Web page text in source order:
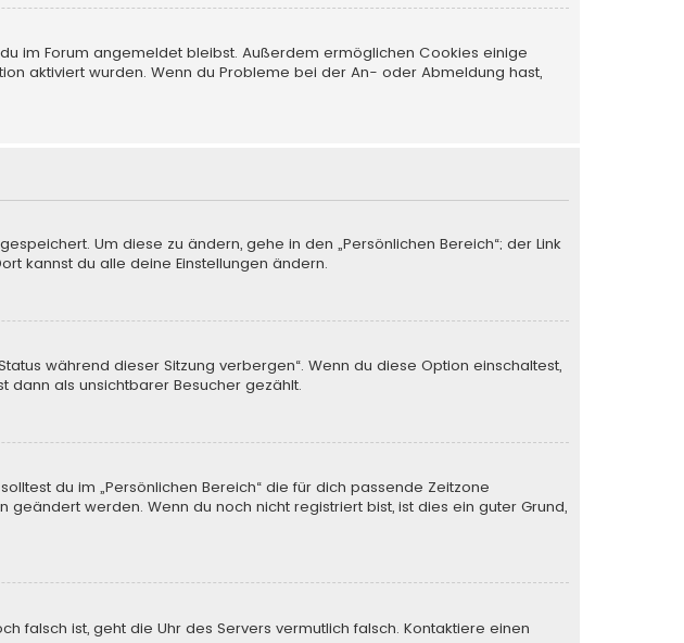
im Forum angemeldet bleibst. Außerdem ermöglichen Cookies einige
aktiviert wurden. Wenn du Probleme bei der An- oder Abmeldung hast,
Um diese zu ändern, gehe in den „Persönlichen Bereich“; der Link
kannst du alle deine Einstellungen ändern.
während dieser Sitzung verbergen“. Wenn du diese Option einschaltest,
dann als unsichtbarer Besucher gezählt.
du im „Persönlichen Bereich“ die für dich passende Zeitzone
werden. Wenn du noch nicht registriert bist, ist dies ein guter Grund,
falsch ist, geht die Uhr des Servers vermutlich falsch. Kontaktiere einen